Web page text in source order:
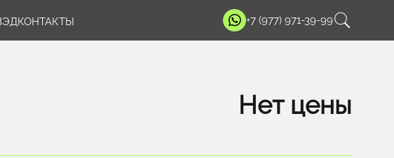
КОНТАКТЫ +7 (977) 971-39-99
Нет цены